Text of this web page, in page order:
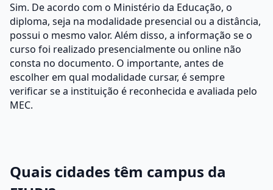
Sim. De acordo com o Ministério da Educação, o
diploma, seja na modalidade presencial ou a distância,
possui o mesmo valor. Além disso, a informação se o
curso foi realizado presencialmente ou online não
consta no documento. O importante, antes de
escolher em qual modalidade cursar, é sempre
verificar se a instituição é reconhecida e avaliada pelo
MEC.
Quais cidades têm campus da